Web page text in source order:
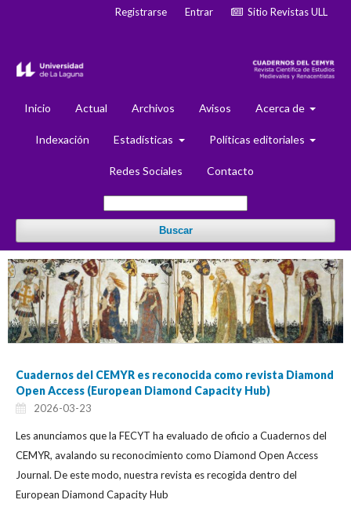
Inicio Actual Archivos Avisos Acerca de
Indexación Estadísticas Políticas editoriales
Redes Sociales Contacto
Buscar
Registrarse Entrar Sitio Revistas ULL
Cuadernos del CEMYR es reconocida como revista Diamond
Open Access (European Diamond Capacity Hub)
2026-03-23
Les anunciamos que la FECYT ha evaluado de oficio a Cuadernos del
CEMYR, avalando su reconocimiento como Diamond Open Access
Journal. De este modo, nuestra revista es recogida dentro del
European Diamond Capacity Hub